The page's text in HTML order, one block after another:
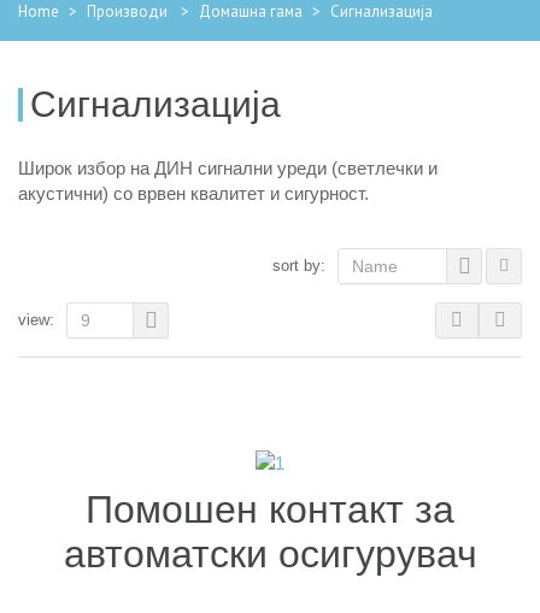
Home > Производи > Домашна гама > Сигнализација
Сигнализација
Широк избор на ДИН сигнални уреди (светлечки и
акустични) со врвен квалитет и сигурност.
sort by: Name
view: 9
Помошен контакт за
автоматски осигурувач